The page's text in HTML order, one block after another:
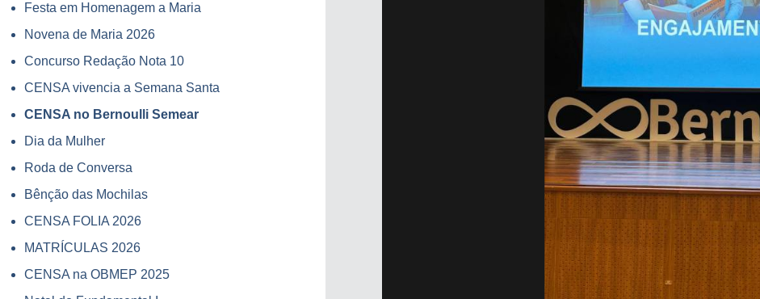
Festa em Homenagem a Maria
Novena de Maria 2026
Concurso Redação Nota 10
CENSA vivencia a Semana Santa
CENSA no Bernoulli Semear
Dia da Mulher
Roda de Conversa
Bênção das Mochilas
CENSA FOLIA 2026
MATRÍCULAS 2026
CENSA na OBMEP 2025